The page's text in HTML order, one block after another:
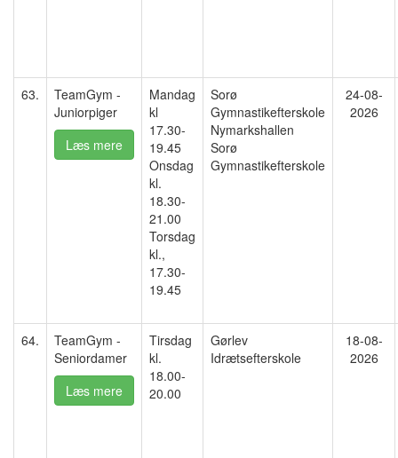
63.
TeamGym -
Juniorpiger
Læs mere
Mandag
kl
17.30-
19.45
Onsdag
kl.
18.30-
21.00
Torsdag
kl.,
17.30-
19.45
Sorø
Gymnastikefterskole
Nymarkshallen
Sorø
Gymnastikefterskole
24-08-
2026
64.
TeamGym -
Seniordamer
Læs mere
Tirsdag
kl.
18.00-
20.00
Gørlev
Idrætsefterskole
18-08-
2026